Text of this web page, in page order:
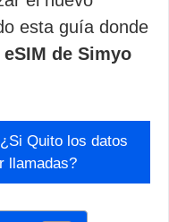
esta guía donde
de Simyo
Quito los datos
llamadas?